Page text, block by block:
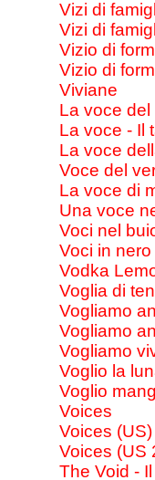
Vizi di
Vizi di
Vizio di
Vizio di
Viviane
La voce del
La voce - Il
La voce
Voce del
La voce di
Una voce
Voci nel
Voci in nero
Vodka
Voglia di
Vogliamo
Vogliamo
Vogliamo
Voglio la
Voglio
Voices
Voices (US)
Voices (US
The Void -